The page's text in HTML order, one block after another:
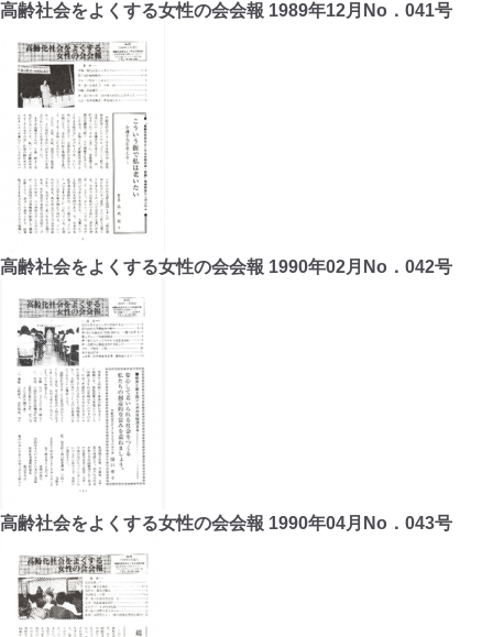
高齢社会をよくする女性の会会報 1989年12月No．041号
高齢社会をよくする女性の会会報 1990年02月No．042号
高齢社会をよくする女性の会会報 1990年04月No．043号